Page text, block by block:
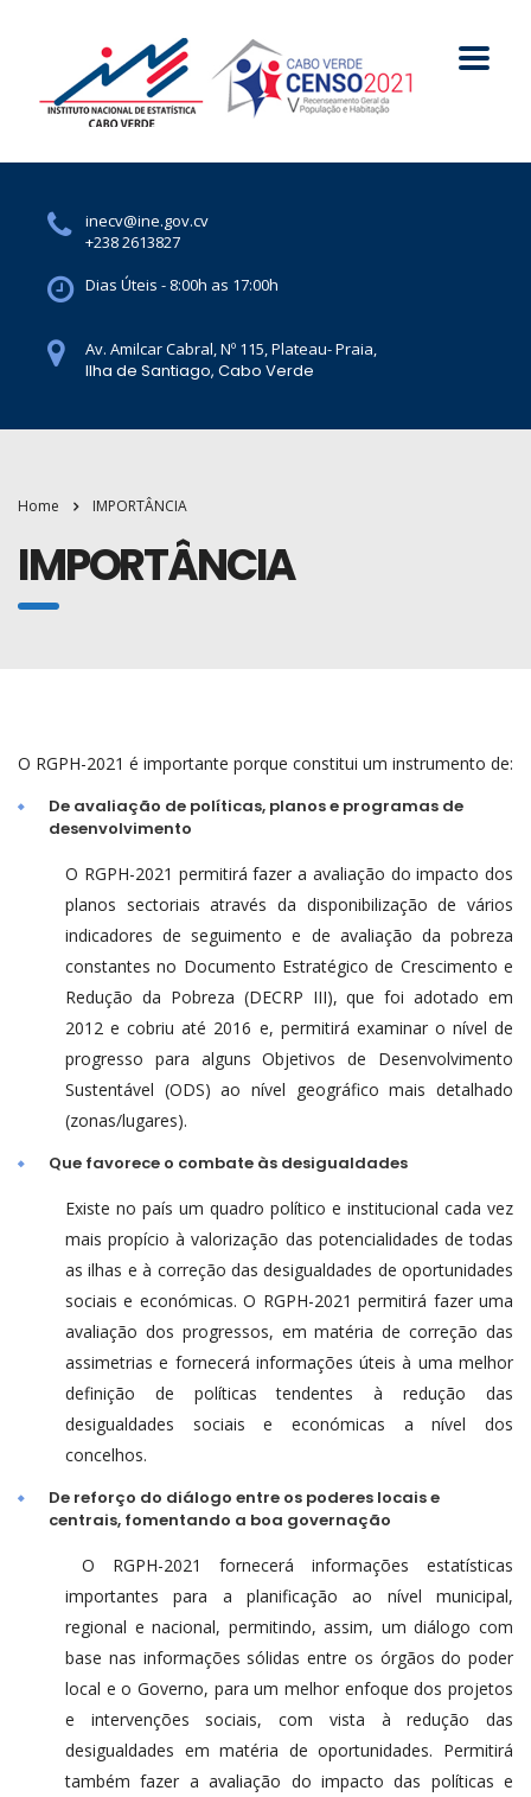
inecv@ine.gov.cv
+238 2613827
Dias Úteis - 8:00h as 17:00h
Av. Amilcar Cabral, Nº 115, Plateau- Praia,
Ilha de Santiago, Cabo Verde
Home IMPORTÂNCIA
IMPORTÂNCIA
O RGPH-2021 é importante porque constitui um instrumento de:
De avaliação de políticas, planos e programas de
desenvolvimento
O RGPH-2021 permitirá fazer a avaliação do impacto dos
planos sectoriais através da disponibilização de vários
indicadores de seguimento e de avaliação da pobreza
constantes no Documento Estratégico de Crescimento e
Redução da Pobreza (DECRP III), que foi adotado em
2012 e cobriu até 2016 e, permitirá examinar o nível de
progresso para alguns Objetivos de Desenvolvimento
Sustentável (ODS) ao nível geográfico mais detalhado
(zonas/lugares).
Que favorece o combate às desigualdades
Existe no país um quadro político e institucional cada vez
mais propício à valorização das potencialidades de todas
as ilhas e à correção das desigualdades de oportunidades
sociais e económicas. O RGPH-2021 permitirá fazer uma
avaliação dos progressos, em matéria de correção das
assimetrias e fornecerá informações úteis à uma melhor
definição de políticas tendentes à redução das
desigualdades sociais e económicas a nível dos
concelhos.
De reforço do diálogo entre os poderes locais e
centrais, fomentando a boa governação
O RGPH-2021 fornecerá informações estatísticas
importantes para a planificação ao nível municipal,
regional e nacional, permitindo, assim, um diálogo com
base nas informações sólidas entre os órgãos do poder
local e o Governo, para um melhor enfoque dos projetos
e intervenções sociais, com vista à redução das
desigualdades em matéria de oportunidades. Permitirá
também fazer a avaliação do impacto das políticas e